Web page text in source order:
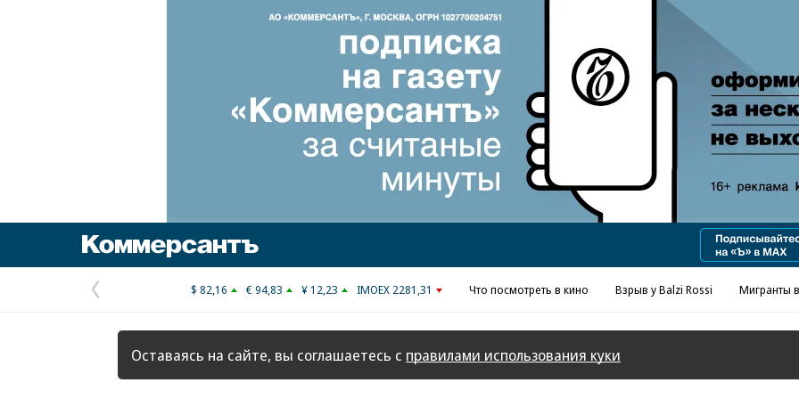
Реклама в «Ъ» www.kommersant.ru/ad
Предыдущая
страница
$ 82,16 € 94,83 ¥ 12,23 IMOEX 2281,31 Что посмотреть в кино Взрыв у Balzi Rossi Мигранты
Оставаясь на сайте, вы соглашаетесь с правилами использования куки